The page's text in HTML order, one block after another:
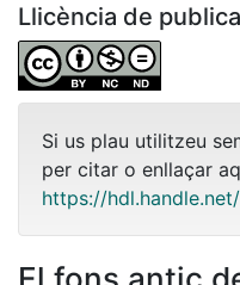
Llicència de
Si us plau utilitzeu
per citar o enllaçar
https://